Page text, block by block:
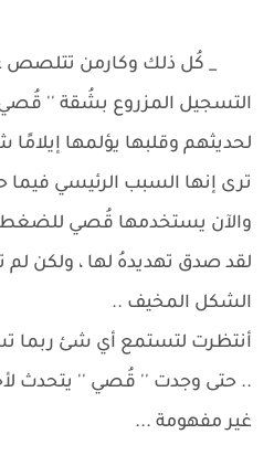
_ كُل ذلك وكارمن تتلصص
التسجيل المزروع بشُقة ''
لحديثهم وقلبها يؤلمها إيلامًا
ترى إنها السبب الرئيسي فيما
والآن يستخدمها قُصي للضغط
لقد صدق تهديدهُ لها ، ولكن لم
الشكل المخيف ..
أنتظرت لتستمع أي شئ ربما
.. حتى وجدت '' قُصي '' يتحدث
غير مفهومة ...